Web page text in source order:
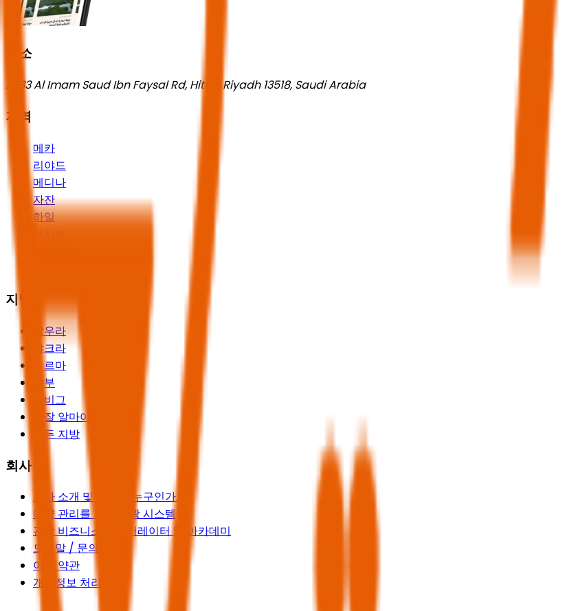
주소
2533 Al Imam Saud Ibn Faysal Rd, Hittin, Riyadh 13518, Saudi Arabia
지역
메카
리야드
메디나
자잔
하일
지방
알우라
샤크라
두르마
얀부
라비그
리잘 알마아
모든 지방
회사
회사 소개 및 우리는 누구인가요
예약 관리를 위한 관광 시스템
관광 비즈니스 액셀러레이터 및 아카데미
도움말 / 문의하기
이용 약관
개인정보 처리방침